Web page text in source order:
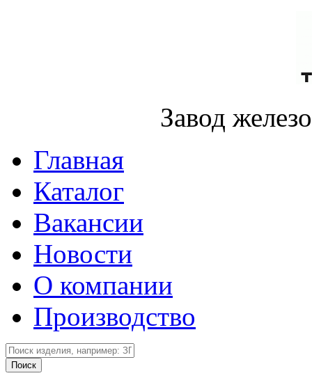
Завод
Главная
Каталог
Вакансии
Новости
О компании
Производство